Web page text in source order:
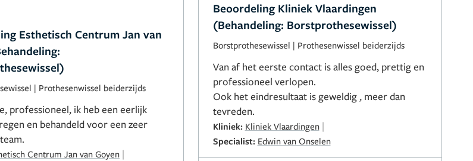
Esthetisch Centrum Jan van
| Prothesenwissel beiderzijds
professioneel, ik heb een eerlijk
en behandeld voor een zeer
Centrum Jan van Goyen |
Beoordeling Kliniek Vlaardingen
(Behandeling: Borstprothesewissel)
Borstprothesewissel | Prothesenwissel beiderzijds
Van af het eerste contact is alles goed, prettig en
professioneel verlopen.
Ook het eindresultaat is geweldig , meer dan
tevreden.
Kliniek: Kliniek Vlaardingen |
Specialist: Edwin van Onselen